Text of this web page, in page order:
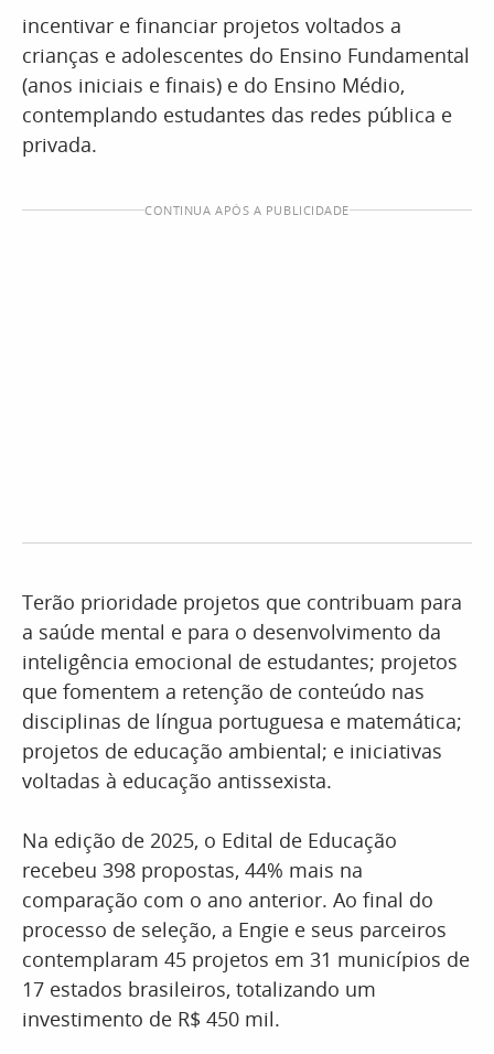
incentivar e financiar projetos voltados a
crianças e adolescentes do Ensino Fundamental
(anos iniciais e finais) e do Ensino Médio,
contemplando estudantes das redes pública e
privada.
CONTINUA APÓS A PUBLICIDADE
Terão prioridade projetos que contribuam para
a saúde mental e para o desenvolvimento da
inteligência emocional de estudantes; projetos
que fomentem a retenção de conteúdo nas
disciplinas de língua portuguesa e matemática;
projetos de educação ambiental; e iniciativas
voltadas à educação antissexista.
Na edição de 2025, o Edital de Educação
recebeu 398 propostas, 44% mais na
comparação com o ano anterior. Ao final do
processo de seleção, a Engie e seus parceiros
contemplaram 45 projetos em 31 municípios de
17 estados brasileiros, totalizando um
investimento de R$ 450 mil.